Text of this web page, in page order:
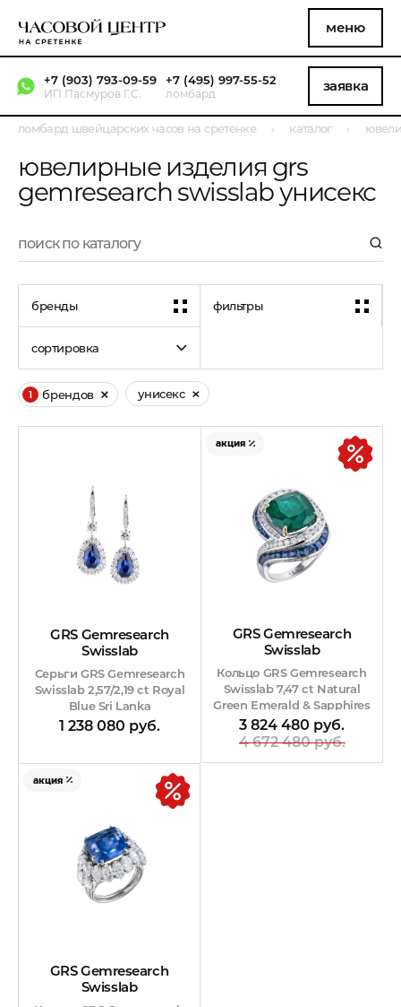
меню
+7 (903) 793-09-59
ИП Пасмуров Г.С.
+7 (495) 997-55-52
ломбард заявка
ломбард швейцарских часов на сретенке каталог
ювелирные изделия grs
gemresearch swisslab унисекс
бренды фильтры
сортировка
1 брендов унисекс
GRS Gemresearch
Swisslab
Серьги GRS Gemresearch
Swisslab 2,57/2,19 ct Royal
Blue Sri Lanka
1 238 080 руб.
GRS Gemresearch
Swisslab
Кольцо GRS Gemresearch
Swisslab 7,47 ct Natural
Green Emerald & Sapphires
& Diamonds
3 824 480 руб.
4 672 480 руб.
акция
GRS Gemresearch
Swisslab
акция